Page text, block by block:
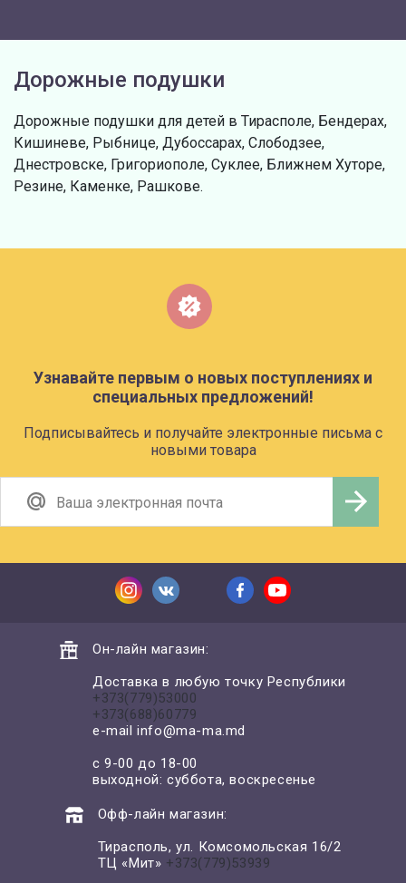
Дорожные подушки
Дорожные подушки для детей в Тирасполе, Бендерах,
Кишиневе, Рыбнице, Дубоссарах, Слободзее,
Днестровске, Григориополе, Суклее, Ближнем Хуторе,
Резине, Каменке, Рашкове.
Узнавайте первым о новых поступлениях и
специальных предложений!
Подписывайтесь и получайте электронные письма с
новыми товара
Он-лайн магазин:
Доставка в любую точку Республики
+373(779)53000
+373(688)60779
e-mailinfo@ma-ma.md
с 9-00 до 18-00
выходной: суббота, воскресенье
Офф-лайн магазин:
Тирасполь, ул. Комсомольская 16/2
ТЦ «Мит» +373(779)53939